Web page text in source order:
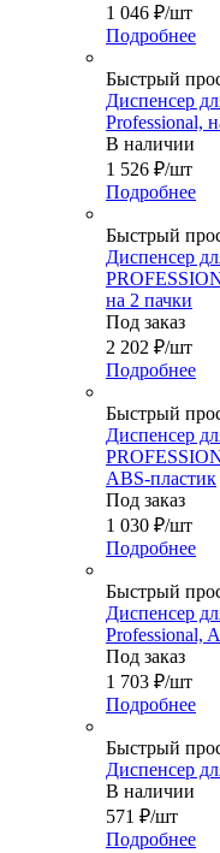
1 046 ₽/шт
Подробнее
Быстрый
Диспенсер
Professional,
В наличии
1 526 ₽/шт
Подробнее
Быстрый
Диспенсер
на 2 пачки
Под заказ
2 202 ₽/шт
Подробнее
Быстрый
Диспенсер
АBS-пластик
Под заказ
1 030 ₽/шт
Подробнее
Быстрый
Диспенсер
Professional,
Под заказ
1 703 ₽/шт
Подробнее
Быстрый
Диспенсер
В наличии
571 ₽/шт
Подробнее